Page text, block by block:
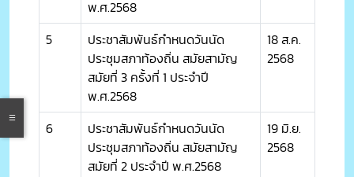
พ.ศ.2568
5
ประชาสัมพันธ์กำหนดวันนัด
ประชุมสภาท้องถิ่น สมัยสามัญ
สมัยที่ 3 ครั้งที่ 1 ประจำปี
พ.ศ.2568
18 ส.ค.
2568
6
ประชาสัมพันธ์กำหนดวันนัด
ประชุมสภาท้องถิ่น สมัยสามัญ
สมัยที่ 2 ประจำปี พ.ศ.2568
19 มิ.ย.
2568